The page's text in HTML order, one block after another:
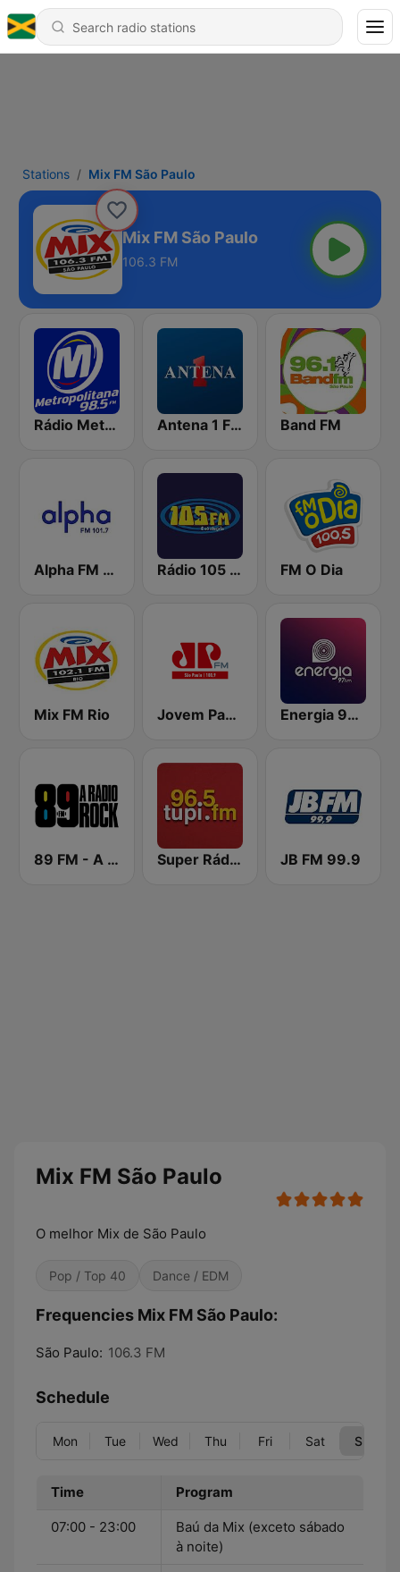
Stations Mix FM São Paulo
Mix FM São Paulo
106.3 FM
Rádio Metropolitana 98.5 FM Antena 1 FM Band FM
Alpha FM 101.7 Rádio 105 FM FM O Dia
Mix FM Rio Jovem Pan FM São Paulo Energia 97 FM
89 FM - A Rádio Rock Super Rádio Tupi JB FM 99.9
Mix FM São Paulo
O melhor Mix de São Paulo
Pop / Top 40 Dance / EDM
Frequencies Mix FM São Paulo:
São Paulo: 106.3 FM
Schedule
Mon Tue Wed Thu Fri Sat Sun
Time Program
07:00 - 23:00
Baú da Mix (exceto sábado
à noite)